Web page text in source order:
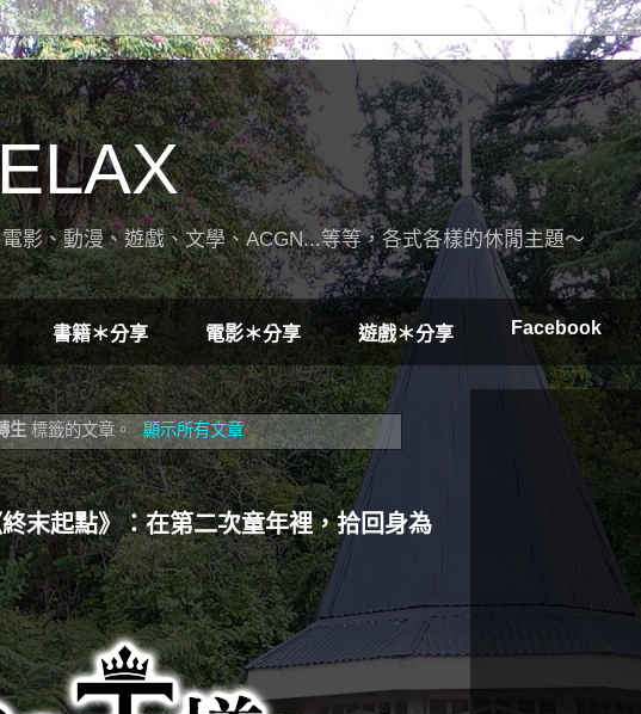
影、動漫、遊戲、文學、ACGN...等等，各式各樣的休閒主題～
書籍＊分享 電影＊分享 遊戲＊分享 Facebook
生 標籤的文章。 顯示所有文章
末起點》：在第二次童年裡，拾回身為